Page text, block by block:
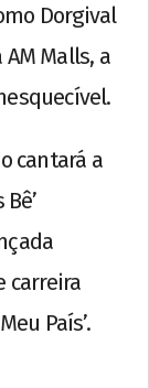
Dorgival
AM Malls, a
cantará a
carreira
País’.